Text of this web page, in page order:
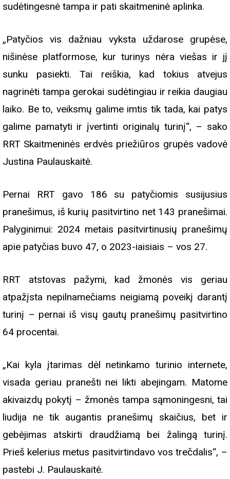
sudėtingesnė tampa ir pati skaitmeninė aplinka.
„Patyčios vis dažniau vyksta uždarose grupėse,
nišinėse platformose, kur turinys nėra viešas ir jį
sunku pasiekti. Tai reiškia, kad tokius atvejus
nagrinėti tampa gerokai sudėtingiau ir reikia daugiau
laiko. Be to, veiksmų galime imtis tik tada, kai patys
galime pamatyti ir įvertinti originalų turinį“, – sako
RRT Skaitmeninės erdvės priežiūros grupės vadovė
Justina Paulauskaitė.
Pernai RRT gavo 186 su patyčiomis susijusius
pranešimus, iš kurių pasitvirtino net 143 pranešimai.
Palyginimui: 2024 metais pasitvirtinusių pranešimų
apie patyčias buvo 47, o 2023-iaisiais – vos 27.
RRT atstovas pažymi, kad žmonės vis geriau
atpažįsta nepilnamečiams neigiamą poveikį darantį
turinį – pernai iš visų gautų pranešimų pasitvirtino
64 procentai.
„Kai kyla įtarimas dėl netinkamo turinio internete,
visada geriau pranešti nei likti abejingam. Matome
akivaizdų pokytį – žmonės tampa sąmoningesni, tai
liudija ne tik augantis pranešimų skaičius, bet ir
gebėjimas atskirti draudžiamą bei žalingą turinį.
Prieš kelerius metus pasitvirtindavo vos trečdalis“, –
pastebi J. Paulauskaitė.